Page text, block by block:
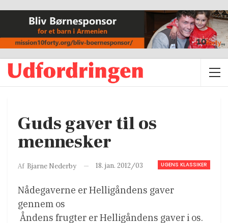
Guds gaver til os
mennesker
UGENS KLASSIKER
Af Bjarne Nederby 18. jan. 2012/03
Nådegaverne er Helligåndens gaver
gennem os
 Åndens frugter er Helligåndens gaver i os.